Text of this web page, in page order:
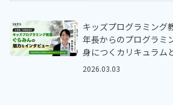
キッズプログラミング
年長からのプログラミ
身につくカリキュラム
2026.03.03